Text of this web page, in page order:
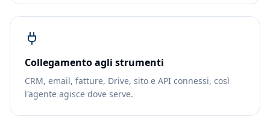
Collegamento agli strumenti
CRM, email, fatture, Drive, sito e API connessi, così
l'agente agisce dove serve.